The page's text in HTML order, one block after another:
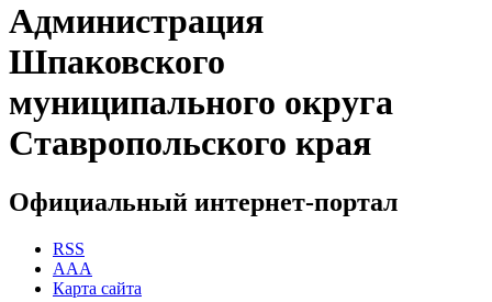
Администрация
Шпаковского
муниципального округа
Ставропольского края
Официальный интернет-портал
RSS
AAA
Карта сайта